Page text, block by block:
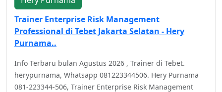
Trainer Enterprise Risk Management
Professional di Tebet Jakarta Selatan - Hery
Purnama..
Info Terbaru bulan Agustus 2026 , Trainer di Tebet.
herypurnama, Whatsapp 081223344506. Hery Purnama
081-223344-506, Trainer Enterprise Risk Management